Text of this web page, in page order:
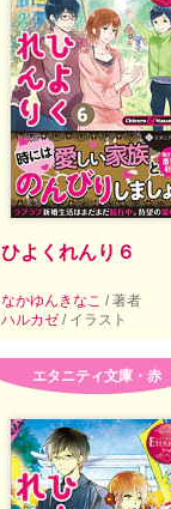
ひよくれんり６
なかゆんきなこ / 著者
ハルカゼ / イラスト
エタニティ文庫・赤